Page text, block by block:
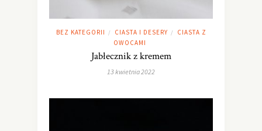
BEZ KATEGORII / CIASTA I DESERY /
CIASTA Z
OWOCAMI
Jabłecznik z kremem
13 kwietnia 2022